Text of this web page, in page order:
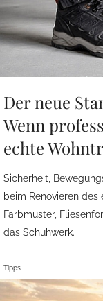
Der neue
Wenn
echte
Sicherheit,
beim Renovieren
Farbmuster,
das Schuhwerk.
Tipps